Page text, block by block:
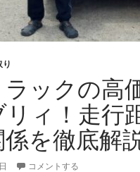
冷
ックの高
リィ！走行
を徹底解
コメントする